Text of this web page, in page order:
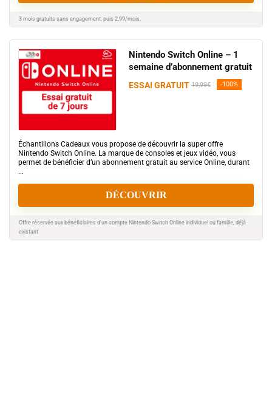
3 mois gratuits sans engagement, puis 2,99/mois.
Nintendo Switch Online – 1
semaine d’abonnement gratuit
ESSAI GRATUIT 19,99€ -100%
Échantillons Cadeaux vous propose de découvrir la super offre
Nintendo Switch Online. La marque de consoles et jeux vidéo, vous
permet de bénéficier d’un abonnement gratuit au service Online, durant
...
DÉCOUVRIR
Offre réservée aux bénéficiaires d'un compte Nintendo Switch Online individuel ou famille, déjà
existant